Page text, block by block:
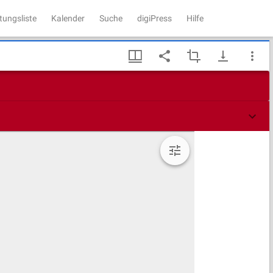
Kalender Suche digiPress Hilfe